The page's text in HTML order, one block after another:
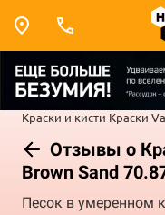
Краски и кисти Краски
Отзывы о
Brown Sand
Песок в умеренном